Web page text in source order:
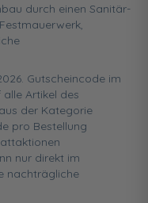
durch einen Sanitär-
Gutscheincode im
Artikel des
der Kategorie
pro Bestellung
nur direkt im
nachträgliche